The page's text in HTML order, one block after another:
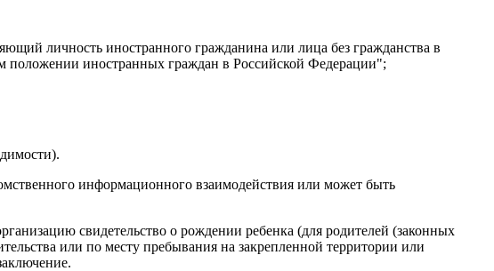
личность иностранного гражданина или лица без гражданства в
положении иностранных граждан в Российской Федерации";
информационного взаимодействия или может быть
свидетельство о рождении ребенка (для родителей (законных
или по месту пребывания на закрепленной территории или